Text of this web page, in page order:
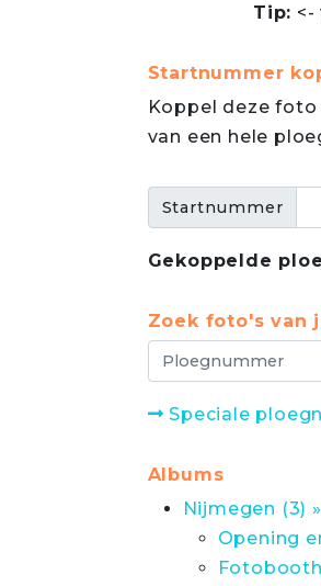
Tip:
Startnummer
Koppel deze foto
van een hele
Startnummer
Gekoppelde
Zoek foto's van
Speciale
Albums
Nijmegen (3) »
Opening
Fotobooth